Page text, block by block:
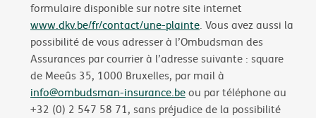
formulaire disponible sur notre site internet
www.dkv.be/fr/contact/une-plainte. Vous avez aussi la
possibilité de vous adresser à l’Ombudsman des
Assurances par courrier à l’adresse suivante : square
de Meeûs 35, 1000 Bruxelles, par mail à
info@ombudsman-insurance.beou par téléphone au
+32 (0) 2 547 58 71, sans préjudice de la possibilité